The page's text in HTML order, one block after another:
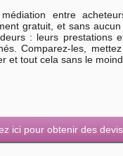
entre
gratuit, et sans
: leurs prestations
Comparez-les,
et tout cela sans le
ici pour obtenir des